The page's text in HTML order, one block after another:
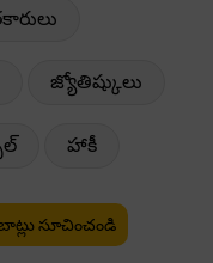
జ్యోతిష్కులు
హాకీ
సూచించండి